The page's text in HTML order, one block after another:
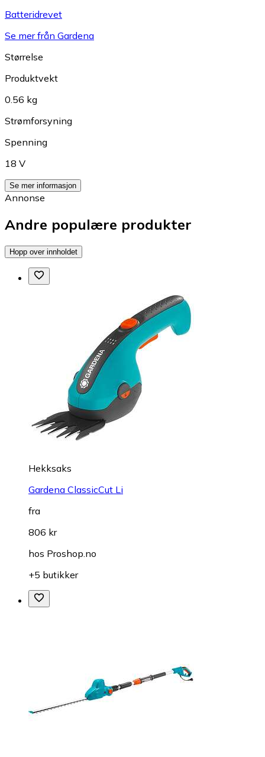
Batteridrevet
Se mer från Gardena
Størrelse
Produktvekt
0.56 kg
Strømforsyning
Spenning
18 V
Se mer informasjon
Annonse
Andre populære produkter
Hopp over innholdet
Hekksaks
Gardena ClassicCut Li
fra
806 kr
hos Proshop.no
+5 butikker